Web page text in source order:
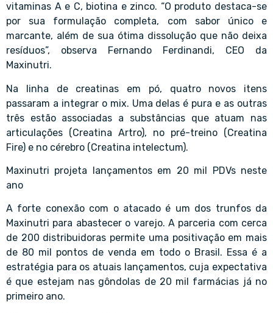
vitaminas A e C, biotina e zinco. “O produto destaca-se
por sua formulação completa, com sabor único e
marcante, além de sua ótima dissolução que não deixa
resíduos”, observa
Fernando Ferdinandi, CEO da
Maxinutri.
Na linha de creatinas em pó, quatro novos itens
passaram a integrar o mix. Uma delas é pura e as outras
três estão associadas a substâncias que atuam nas
articulações (Creatina Artro), no pré-treino (Creatina
Fire) e no cérebro (Creatina intelectum).
Maxinutri projeta lançamentos em 20 mil PDVs neste
ano
A forte conexão com o atacado é um dos trunfos da
Maxinutri para abastecer o varejo. A parceria com cerca
de 200 distribuidoras permite uma positivação em mais
de 80 mil pontos de venda em todo o Brasil. Essa é a
estratégia para os atuais lançamentos, cuja expectativa
é que estejam nas gôndolas de 20 mil farmácias já no
primeiro ano.